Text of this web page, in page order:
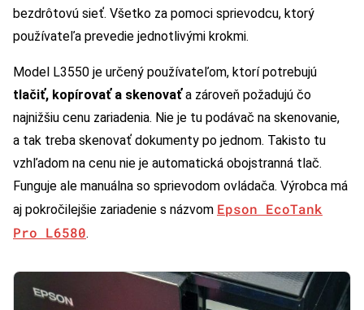
bezdrôtovú sieť. Všetko za pomoci sprievodcu, ktorý
používateľa prevedie jednotlivými krokmi.
Model L3550 je určený používateľom, ktorí potrebujú
tlačiť, kopírovať a skenovaťa zároveň požadujú čo
najnižšiu cenu zariadenia. Nie je tu podávač na skenovanie,
a tak treba skenovať dokumenty po jednom. Takisto tu
vzhľadom na cenu nie je automatická obojstranná tlač.
Funguje ale manuálna so sprievodom ovládača. Výrobca má
aj pokročilejšie zariadenie s názvom Epson EcoTank
Pro L6580.